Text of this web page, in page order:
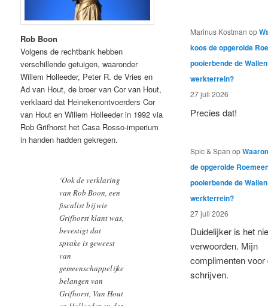
Rob Boon
Volgens de rechtbank hebben
verschillende getuigen, waaronder
Willem Holleeder, Peter R. de Vries en
Ad van Hout, de broer van Cor van Hout,
verklaard dat Heinekenontvoerders Cor
van Hout en Willem Holleeder in 1992 via
Rob Grifhorst het Casa Rosso-imperium
in handen hadden gekregen.
‘Ook de verklaring
van Rob Boon, een
fiscalist bij wie
Grifhorst klant was,
bevestigt dat
sprake is geweest
van
gemeenschappelijke
belangen van
Grifhorst, Van Hout
Marinus Kostman op
koos de opgerolde
pooierbende de
werkterrein?
27 juli 2026
Precies dat!
Spic & Span op
de opgerolde
pooierbende de
werkterrein?
27 juli 2026
Duidelijker is het
verwoorden. Mijn
complimenten voor
schrijven.